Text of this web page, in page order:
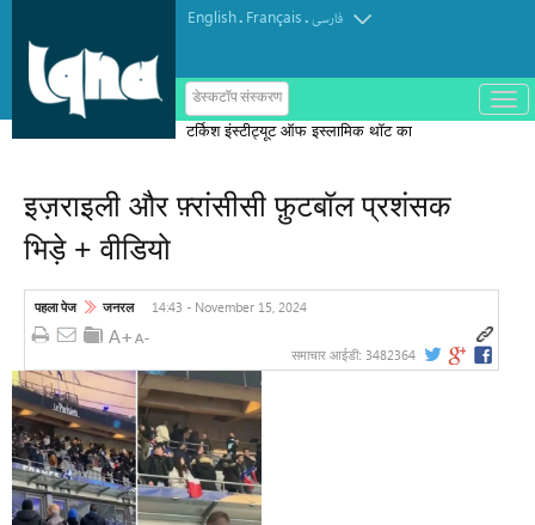
English. Français.فارسی
डेस्कटॉप संस्करण
ب
ا
टर्किश इंस्टीट्यूट ऑफ इस्लामिक थॉट का
इज़राइली और फ़्रांसीसी फ़ुटबॉल प्रशंसक
भिड़े + वीडियो
पहला पेज जनरल 14:43 - November 15, 2024
समाचार आईडी: 3482364